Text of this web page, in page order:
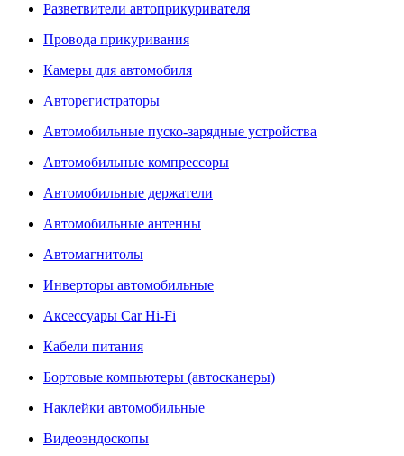
Разветвители автоприкуривателя
Провода прикуривания
Камеры для автомобиля
Авторегистраторы
Автомобильные пуско-зарядные устройства
Автомобильные компрессоры
Автомобильные держатели
Автомобильные антенны
Автомагнитолы
Инверторы автомобильные
Аксессуары Car Hi-Fi
Кабели питания
Бортовые компьютеры (автосканеры)
Наклейки автомобильные
Видеоэндоскопы